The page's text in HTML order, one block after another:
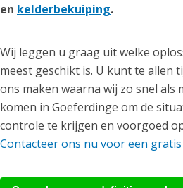
en kelderbekuiping.
Wij leggen u graag uit welke
meest geschikt is. U kunt te allen
ons maken waarna wij zo snel als
komen in Goeferdinge om de
controle te krijgen en voorgoed
Contacteer ons nu voor een